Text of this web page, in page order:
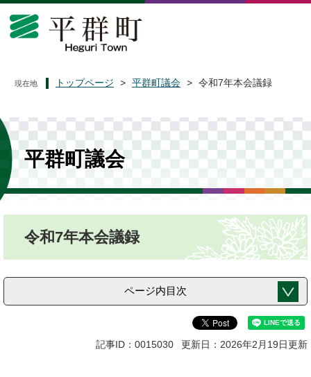
ペ
。
メ
て
本
現在地 トップページ > 平群町議会 > 令和7年本会議録
平群町議会
令和7年本会議録
ページ内目次
記事ID：0015030 更新日：2026年2月19日更新